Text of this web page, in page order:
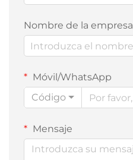
Nombre de la empresa
Móvil/WhatsApp
Código
Mensaje